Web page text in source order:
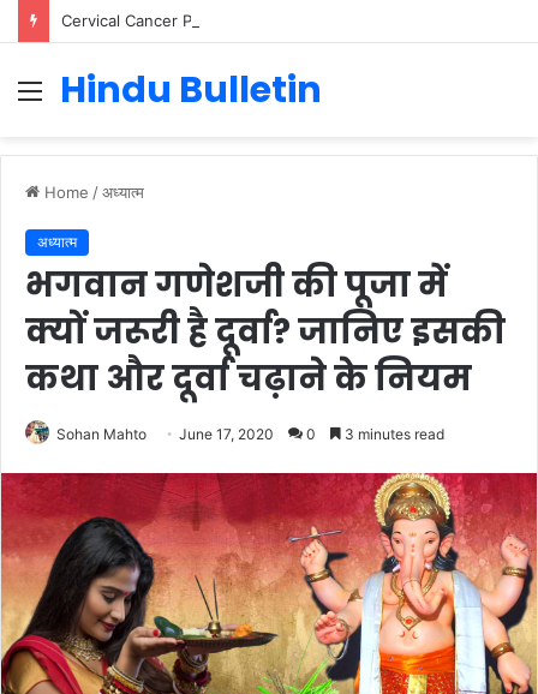
Menu
Hindu Bulletin
Home /अध्यात्म
अध्यात्म
भगवान गणेशजी की पूजा में
क्यों जरूरी है दूर्वा? जानिए इसकी
कथा और दूर्वा चढ़ाने के नियम
Sohan Mahto June 17, 2020 0 3 minutes read